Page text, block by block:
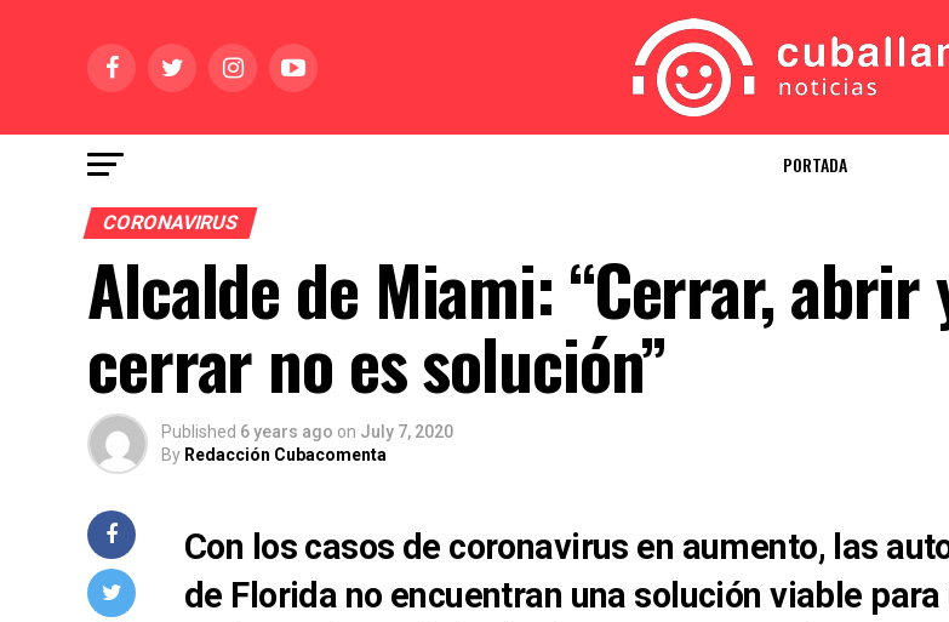
PORTADA
CORONAVIRUS
Alcalde de Miami: “Cerrar, abrir
cerrar no es solución”
Published 6 years ago on July 7, 2020
By Redacción Cubacomenta
Con los casos de coronavirus en aumento, las
de Florida no encuentran una solución viable para